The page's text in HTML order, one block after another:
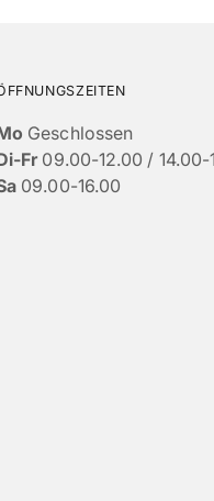
Geschlossen
Fr09.00-12.00 / 14.00-
09.00-16.00